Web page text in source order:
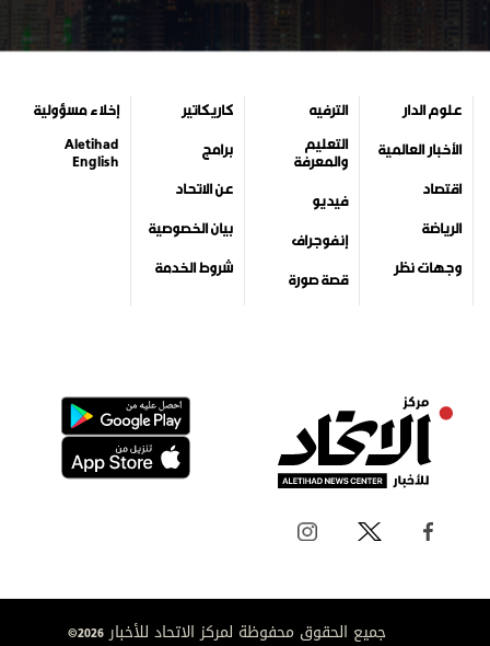
علوم الدار
الأخبار العالمية
اقتصاد
الرياضة
وجهات نظر
الترفيه
التعليم
والمعرفة
فيديو
إنفوجراف
قصة صورة
كاريكاتير
برامج
عن الاتحاد
بيان الخصوصية
شروط الخدمة
إخلاء مسؤولية
Aletihad
English
جميع الحقوق محفوظة لمركز الاتحاد للأخبار 2026©